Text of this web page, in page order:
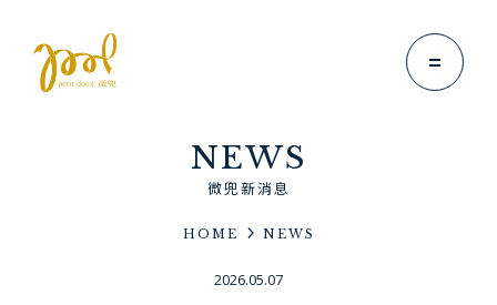
微兜故事
NEWS
微兜新消息
HOME NEWS
2026.05.07